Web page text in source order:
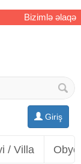
Bizimlə əlaqə
Giriş
/ Villa